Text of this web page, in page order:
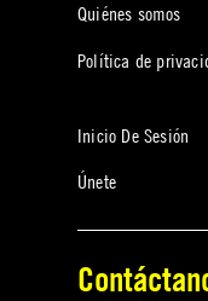
Quiénes somos
Política de
Inicio De Sesión
Únete